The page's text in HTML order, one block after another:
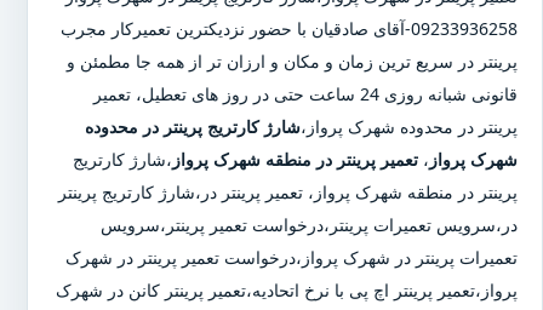
09233936258-آقای صادقیان با حضور نزدیکترین تعمیرکار مجرب
پرینتر در سریع ترین زمان و مکان و ارزان تر از همه جا مطمئن و
قانونی شبانه روزی 24 ساعت حتی در روز های تعطیل، تعمیر
پرینتر در محدوده شهرک پرواز،شارژ کارتریج پرینتر در محدوده
شهرک پرواز ، تعمیر پرینتر در منطقه شهرک پرواز ،شارژ کارتریج
پرینتر در منطقه شهرک پرواز، تعمیر پرینتر در،شارژ کارتریج پرینتر
در،سرویس تعمیرات پرینتر،درخواست تعمیر پرینتر،سرویس
تعمیرات پرینتر در شهرک پرواز،درخواست تعمیر پرینتر در شهرک
پرواز،تعمیر پرینتر اچ پی با نرخ اتحادیه،تعمیر پرینتر کانن در شهرک